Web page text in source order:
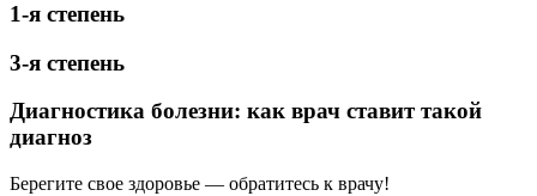
1-я степень
3-я степень
Диагностика болезни: как врач ставит такой
диагноз
Берегите свое здоровье — обратитесь к врачу!